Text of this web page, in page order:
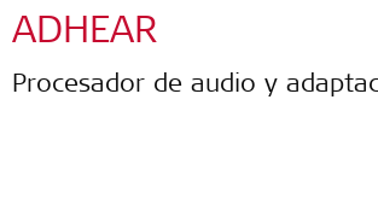
ADHEAR
Procesador de audio y